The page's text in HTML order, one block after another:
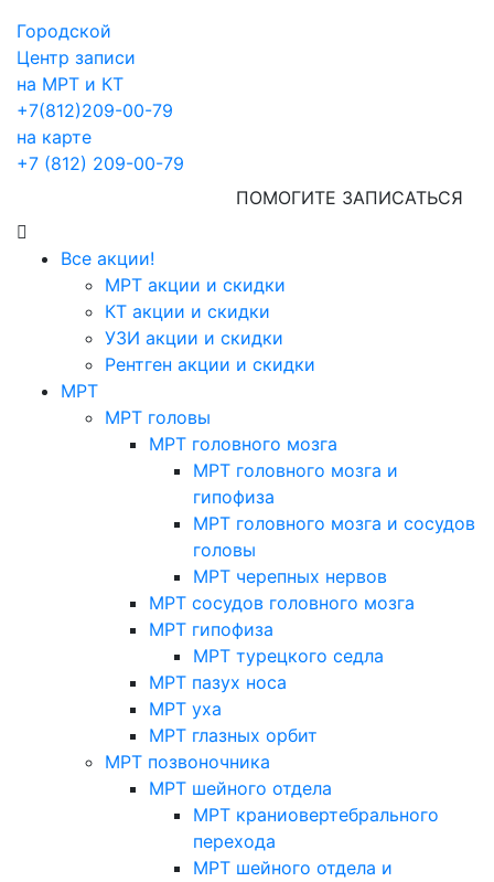
Городской
Центр записи
на МРТ и КТ
+7(812)209-00-79
на карте
+7 (812) 209-00-79
ПОМОГИТЕ ЗАПИСАТЬСЯ
Все акции!
МРТ акции и скидки
КТ акции и скидки
УЗИ акции и скидки
Рентген акции и скидки
МРТ
МРТ головы
МРТ головного мозга
МРТ головного мозга и
гипофиза
МРТ головного мозга и сосудов
головы
МРТ черепных нервов
МРТ сосудов головного мозга
МРТ гипофиза
МРТ турецкого седла
МРТ пазух носа
МРТ уха
МРТ глазных орбит
МРТ позвоночника
МРТ шейного отдела
МРТ краниовертебрального
перехода
МРТ шейного отдела и